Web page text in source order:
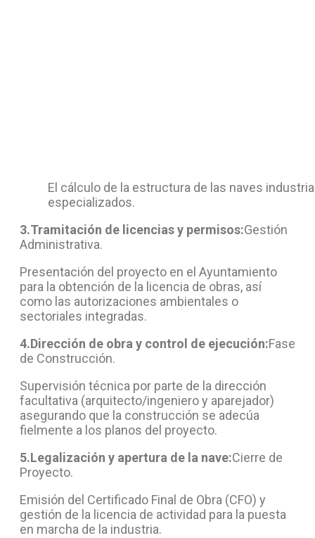
El cálculo de la estructura de las naves
especializados.
3.Tramitación de licencias y permisos:Gestión
Administrativa.
Presentación del proyecto en el Ayuntamiento
para la obtención de la licencia de obras, así
como las autorizaciones ambientales o
sectoriales integradas.
4.Dirección de obra y control de ejecución:Fase
de Construcción.
Supervisión técnica por parte de la dirección
facultativa (arquitecto/ingeniero y aparejador)
asegurando que la construcción se adecúa
fielmente a los planos del proyecto.
5.Legalización y apertura de la nave:Cierre de
Proyecto.
Emisión del Certificado Final de Obra (CFO) y
gestión de la licencia de actividad para la puesta
en marcha de la industria.